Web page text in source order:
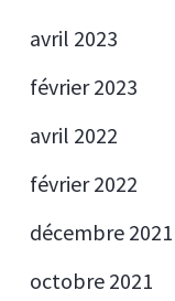
avril 2023
février 2023
avril 2022
février 2022
décembre 2021
octobre 2021